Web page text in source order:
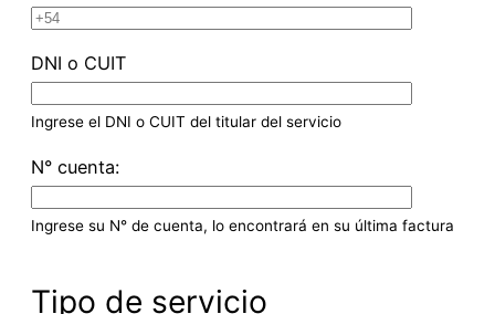
DNI o CUIT
Ingrese el DNI o CUIT del titular del servicio
N° cuenta:
Ingrese su N° de cuenta, lo encontrará en su última factura
Tipo de servicio